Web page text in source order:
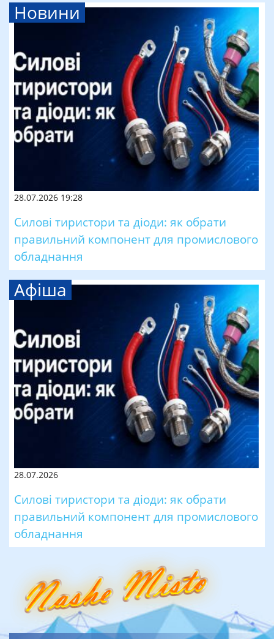
Новини
28.07.2026 19:28
Силові тиристори та діоди: як обрати
правильний компонент для промислового
обладнання
Афіша
28.07.2026
Силові тиристори та діоди: як обрати
правильний компонент для промислового
обладнання